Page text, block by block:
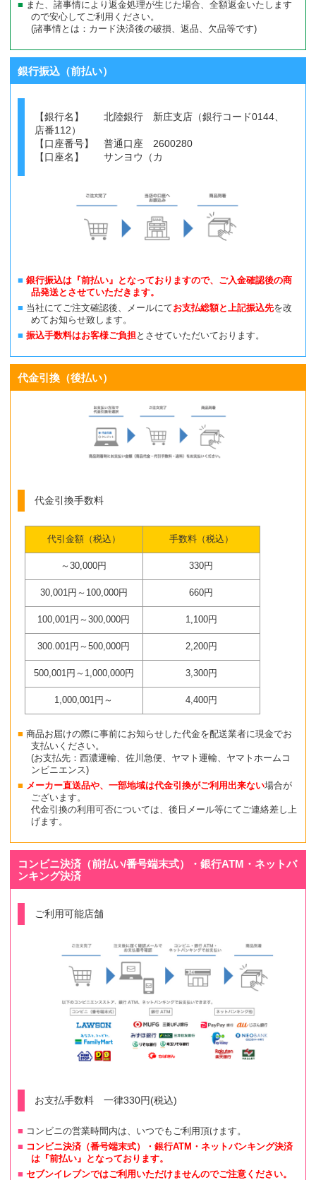
また、諸事情により返金処理が生じた場合、全額返金いたします
ので安心してご利用ください。
(諸事情とは：カード決済後の破損、返品、欠品等です)
銀行振込（前払い）
【銀行名】 北陸銀行 新庄支店（銀行コード0144、
店番112）
【口座番号】 普通口座 2600280
【口座名】 サンヨウ（カ
銀行振込は『前払い』となっておりますので、ご入金確認後の商
品発送とさせていただきます。
当社にてご注文確認後、メールにてお支払総額と上記振込先を改
めてお知らせ致します。
振込手数料はお客様ご負担 とさせていただいております。
代金引換（後払い）
代金引換手数料
代引金額（税込） 手数料（税込）
～30,000円 330円
30,001円～100,000円 660円
100,001円～300,000円 1,100円
300.001円～500,000円 2,200円
500,001円～1,000,000円 3,300円
1,000,001円～ 4,400円
商品お届けの際に事前にお知らせした代金を配送業者に現金でお
支払いください。
(お支払先：西濃運輸、佐川急便、ヤマト運輸、ヤマトホームコ
ンビニエンス)
メーカー直送品や、一部地域は代金引換がご利用出来ない場合が
ございます。
代金引換の利用可否については、後日メール等にてご連絡差し上
げます。
コンビニ決済（前払い/番号端末式）・銀行ATM・ネットバ
ンキング決済
ご利用可能店舗
お支払手数料 一律330円(税込)
コンビニの営業時間内は、いつでもご利用頂けます。
コンビニ決済（番号端末式）・銀行ATM・ネットバンキング決済
は『前払い』となっております。
セブンイレブンではご利用いただけませんのでご注意ください。